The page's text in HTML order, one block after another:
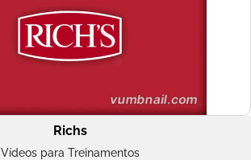
Richs
Vídeos para Treinamentos